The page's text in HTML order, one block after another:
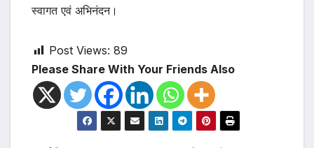
स्वागत एवं अभिनंदन।
Post Views: 89
Please Share With Your Friends Also